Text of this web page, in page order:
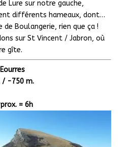
Lure sur notre gauche,
différents hameaux, dont…
Boulangerie, rien que ça !
sur St Vincent / Jabron, où
gîte.
/ -750 m.
= 6h